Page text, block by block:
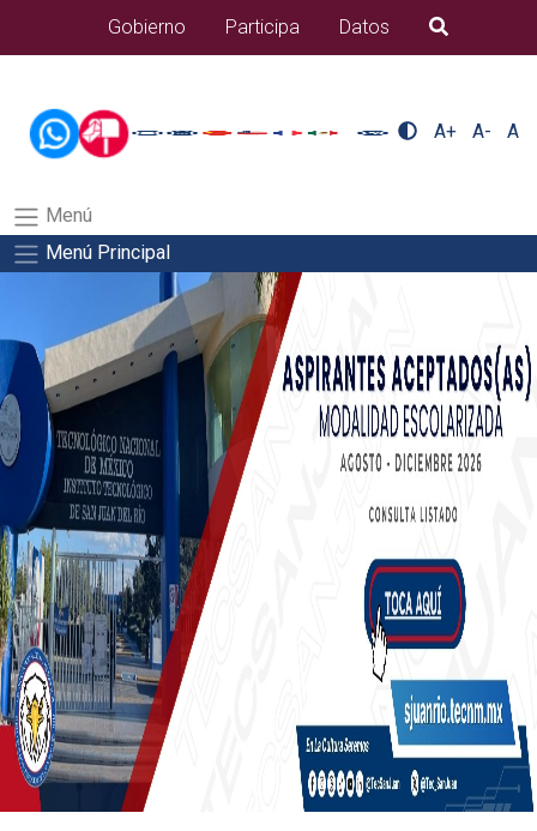
aspirantes/plantilla_tecnmSalida del comando:
Gobierno Participa Datos B�squeda
A+ A- A
Menú
Menú Principal